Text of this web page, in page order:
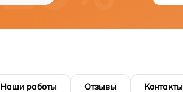
Наши работы Отзывы Контакты